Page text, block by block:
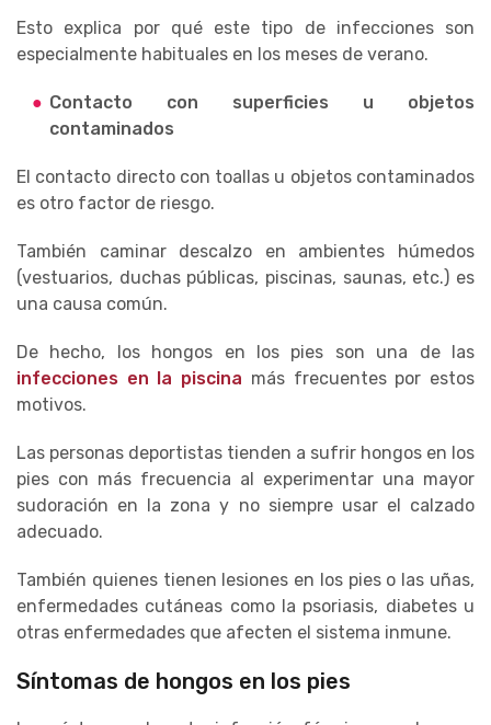
Esto explica por qué este tipo de infecciones son
especialmente habituales en los meses de verano.
Contacto con superficies u objetos
contaminados
El contacto directo con toallas u objetos contaminados
es otro factor de riesgo.
También caminar descalzo en ambientes húmedos
(vestuarios, duchas públicas, piscinas, saunas, etc.) es
una causa común.
De hecho, los hongos en los pies son una de las
infecciones en la piscina más frecuentes por estos
motivos.
Las personas deportistas tienden a sufrir hongos en los
pies con más frecuencia al experimentar una mayor
sudoración en la zona y no siempre usar el calzado
adecuado.
También quienes tienen lesiones en los pies o las uñas,
enfermedades cutáneas como la psoriasis, diabetes u
otras enfermedades que afecten el sistema inmune.
Síntomas de hongos en los pies